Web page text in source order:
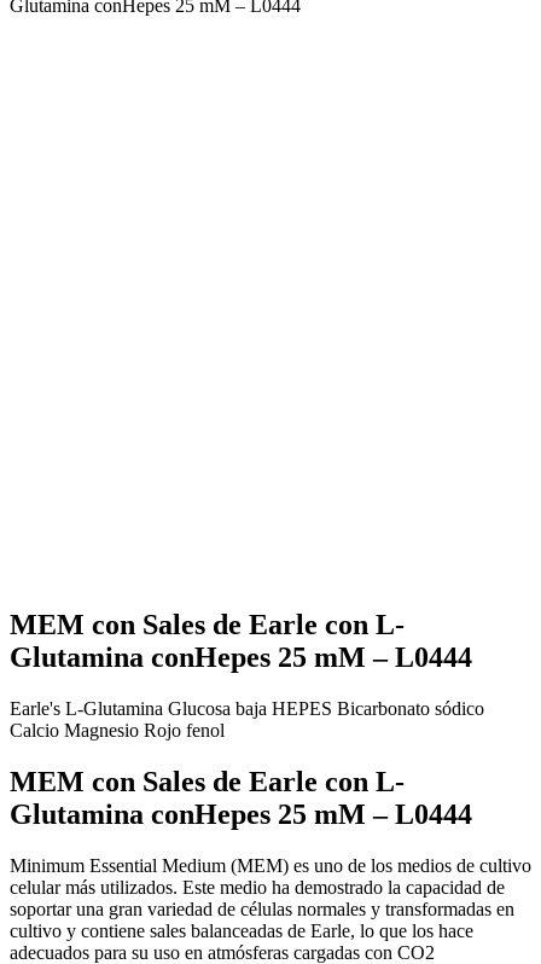
Glutamina conHepes 25 mM – L0444
MEM con Sales de Earle con L-
Glutamina conHepes 25 mM – L0444
Earle's L-Glutamina Glucosa baja HEPES Bicarbonato sódico
Calcio Magnesio Rojo fenol
MEM con Sales de Earle con L-
Glutamina conHepes 25 mM – L0444
Minimum Essential Medium (MEM) es uno de los medios de cultivo
celular más utilizados. Este medio ha demostrado la capacidad de
soportar una gran variedad de células normales y transformadas en
cultivo y contiene sales balanceadas de Earle, lo que los hace
adecuados para su uso en atmósferas cargadas con CO2